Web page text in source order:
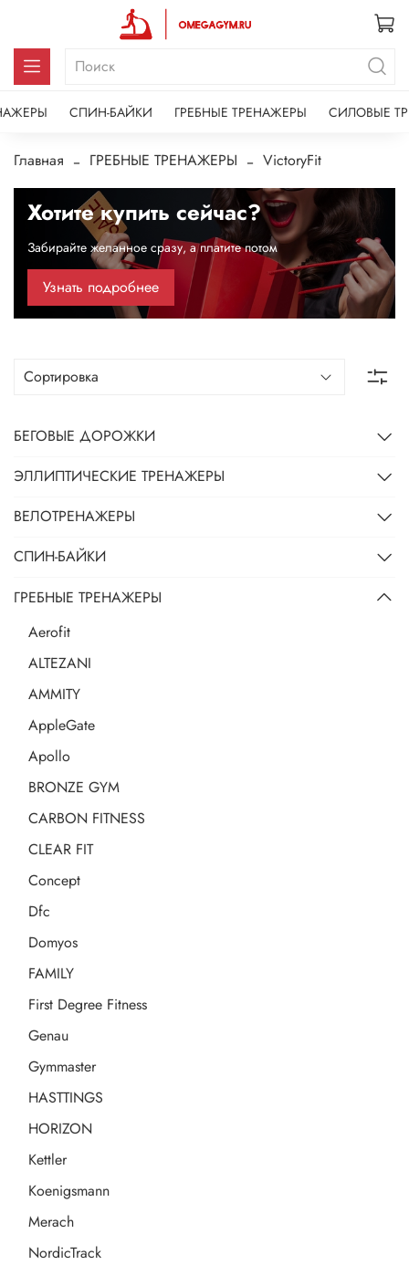
СПИН-БАЙКИ ГРЕБНЫЕ ТРЕНАЖЕРЫ СИЛОВЫЕ
Главная ГРЕБНЫЕ ТРЕНАЖЕРЫ VictoryFit
Хотите купить сейчас?
Забирайте желанное сразу, а платите потом
Узнать подробнее
БЕГОВЫЕ ДОРОЖКИ
ЭЛЛИПТИЧЕСКИЕ ТРЕНАЖЕРЫ
ВЕЛОТРЕНАЖЕРЫ
СПИН-БАЙКИ
ГРЕБНЫЕ ТРЕНАЖЕРЫ
Aerofit
ALTEZANI
AMMITY
AppleGate
Apollo
BRONZE GYM
CARBON FITNESS
CLEAR FIT
Concept
Dfc
Domyos
FAMILY
First Degree Fitness
Genau
Gymmaster
HASTTINGS
HORIZON
Kettler
Koenigsmann
Merach
NordicTrack